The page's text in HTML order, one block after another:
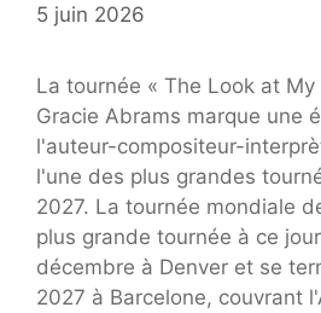
5 juin 2026
La tournée « The Look at
Gracie Abrams marque une
l'auteur-compositeur-
l'une des plus grandes
2027. La tournée mondiale
plus grande tournée à ce
décembre à Denver et se
2027 à Barcelone, couvrant